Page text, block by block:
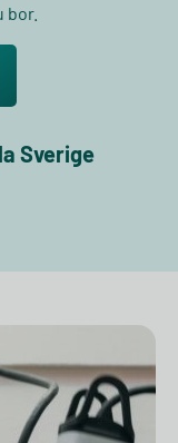
bor.
Sverige